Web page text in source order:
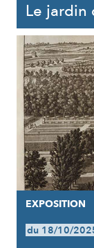
Le jardin
EXPOSITION
du 18/10/